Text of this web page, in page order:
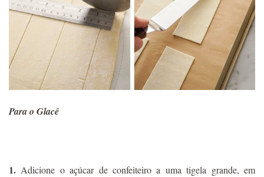
Para o Glacê
1. Adicione o açúcar de confeiteiro a uma tigela grande, em